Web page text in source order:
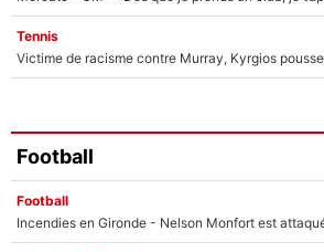
Tennis
Football
Football